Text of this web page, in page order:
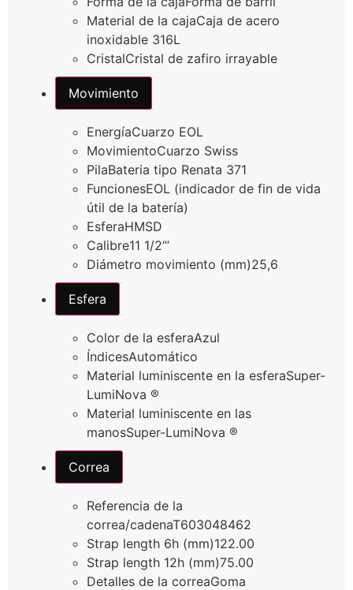
Material de la cajaCaja de acero
inoxidable 316L
CristalCristal de zafiro irrayable
Movimiento
EnergíaCuarzo EOL
MovimientoCuarzo Swiss
PilaBateria tipo Renata 371
FuncionesEOL (indicador de fin de vida
útil de la batería)
EsferaHMSD
Calibre11 1/2”’
Diámetro movimiento (mm)25,6
Esfera
Color de la esferaAzul
ÍndicesAutomático
Material luminiscente en la esferaSuper-
LumiNova ®
Material luminiscente en las
manosSuper-LumiNova ®
Correa
Referencia de la
correa/cadenaT603048462
Strap length 6h (mm)122.00
Strap length 12h (mm)75.00
Detalles de la correaGoma